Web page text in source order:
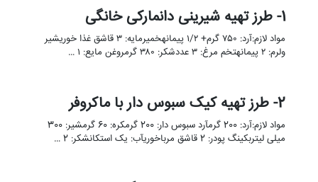
1- طرز تهیه شیرینی دانمارکی خانگی
مواد لازم:آرد: ۷۵۰ گرم+ ۱/۲ پیمانهخمیرمایه: ۳ قاشق غذا خوریشیر
ولرم: ۲ پیمانهتخم مرغ: ۳ عددشکر: ۳۸۰ گرمروغن مایع: ۱ …
2- طرز تهیه کیک سبوس دار با ماکروفر
مواد لازم:آرد: 200 گرمآرد سبوس دار: 200 گرمکره: 60 گرمشیر: 300
میلی لیتربکینگ پودر: 2 قاشق مرباخوریآب: یک استکانشکر: 2 …